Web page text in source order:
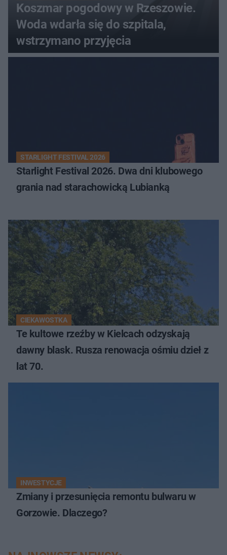
Koszmar pogodowy w Rzeszowie.
Woda wdarła się do szpitala,
wstrzymano przyjęcia
STARLIGHT FESTIVAL 2026
Starlight Festival 2026. Dwa dni klubowego
grania nad starachowicką Lubianką
CIEKAWOSTKA
Te kultowe rzeźby w Kielcach odzyskają
dawny blask. Rusza renowacja ośmiu dzieł z
lat 70.
INWESTYCJE
Zmiany i przesunięcia remontu bulwaru w
Gorzowie. Dlaczego?